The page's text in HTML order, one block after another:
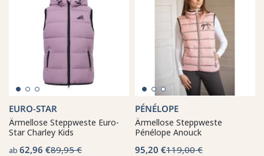
EURO-STAR
Ärmellose Steppweste Euro-
Star Charley Kids
ab 62,96 €89,95 €
PÉNÉLOPE
Ärmellose Steppweste
Pénélope Anouck
95,20 €119,00 €